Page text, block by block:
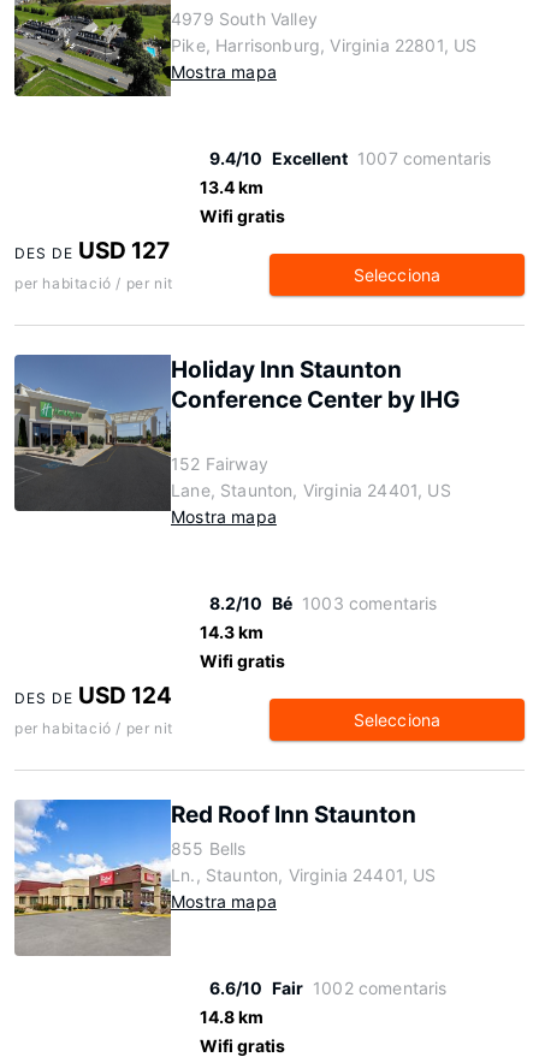
4979 South Valley
Pike, Harrisonburg, Virginia 22801, US
Mostra mapa
9.4/10 Excellent 1007 comentaris
13.4 km
Wifi gratis
DES DE USD 127
per habitació / per nit Selecciona
Holiday Inn Staunton
Conference Center by IHG
152 Fairway
Lane, Staunton, Virginia 24401, US
Mostra mapa
8.2/10 Bé 1003 comentaris
14.3 km
Wifi gratis
DES DE USD 124
per habitació / per nit Selecciona
Red Roof Inn Staunton
855 Bells
Ln., Staunton, Virginia 24401, US
Mostra mapa
6.6/10 Fair 1002 comentaris
14.8 km
Wifi gratis